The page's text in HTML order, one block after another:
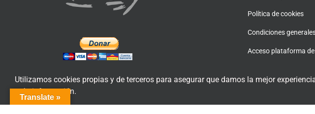
Política de cookies
Condiciones
Acceso plataforma
Translate »
Utilizamos cookies propias y de terceros para asegurar que damos la mejor
más información.